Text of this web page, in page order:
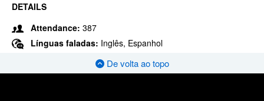
DETAILS
Attendance: 387
Línguas faladas: Inglês, Espanhol
De volta ao topo